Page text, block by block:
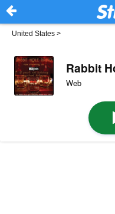
United States >
Rabbit
Web